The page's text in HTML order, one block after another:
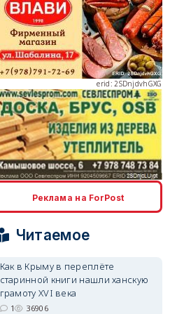
erid: 2SDnjdvhGXG
erid: 2SDnjcLUypt
erid: 2SDnjcrDNw6
Реклама на ForPost
Читаемое
Как в Крыму в переплёте
старинной книги нашли ханскую
грамоту XVI века
1 36906